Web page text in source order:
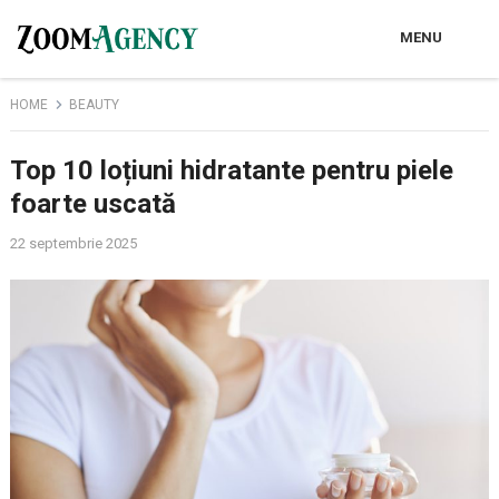
MENU
HOME BEAUTY
Top 10 loțiuni hidratante pentru piele
foarte uscată
22 septembrie 2025